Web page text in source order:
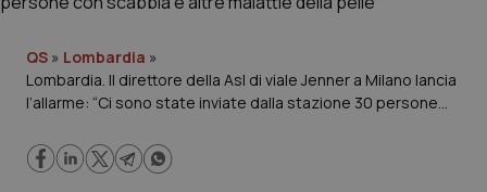
Governo e Parlamento
Regioni e Asl
Lavoro e Professioni
QS » Lombardia »
Lombardia. Il direttore della Asl di viale Jenner a Milano lancia
l’allarme: “Ci sono state inviate dalla stazione 30 persone